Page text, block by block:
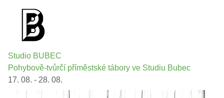
Studio BUBEC
Pohybově-tvůrčí příměstské tábory ve Studiu Bubec
17. 08. - 28. 08.